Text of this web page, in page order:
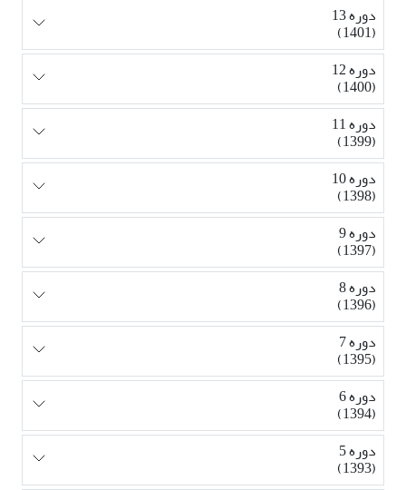
دوره 13
(1401)
دوره 12
(1400)
دوره 11
(1399)
دوره 10
(1398)
دوره 9
(1397)
دوره 8
(1396)
دوره 7
(1395)
دوره 6
(1394)
دوره 5
(1393)